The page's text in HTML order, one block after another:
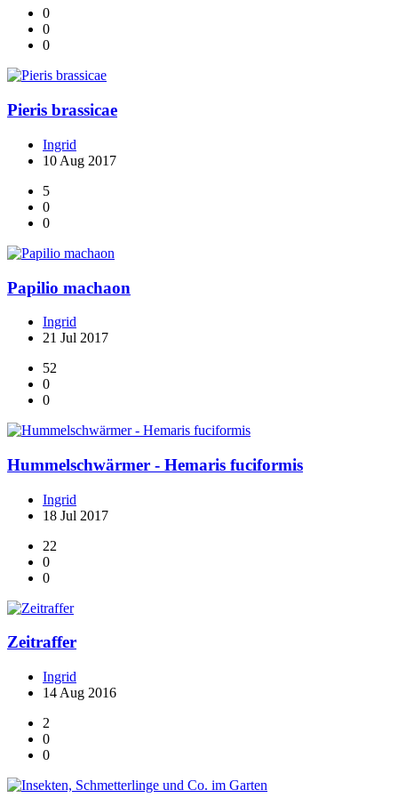
0
0
0
Pieris brassicae
Ingrid
10 Aug 2017
5
0
0
Papilio machaon
Ingrid
21 Jul 2017
52
0
0
Hummelschwärmer - Hemaris fuciformis
Ingrid
18 Jul 2017
22
0
0
Zeitraffer
Ingrid
14 Aug 2016
2
0
0